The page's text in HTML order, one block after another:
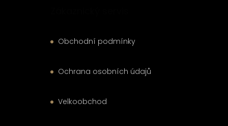
Obchodní podmínky
Ochrana osobních údajů
Velkoobchod